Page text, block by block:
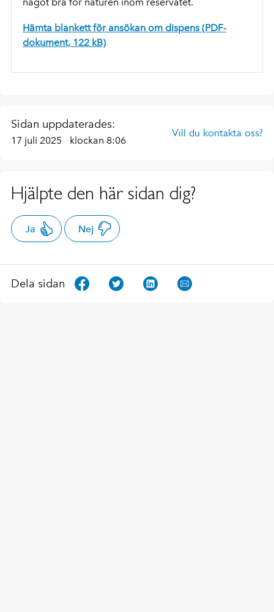
Hämta blankett för ansökan om dispens (PDF-
dokument, 122 kB)
Sidan uppdaterades:
17 juli 2025 klockan 8:06
Vill du kontakta oss?
Hjälpte den här sidan dig?
Ja Nej
Dela sidan